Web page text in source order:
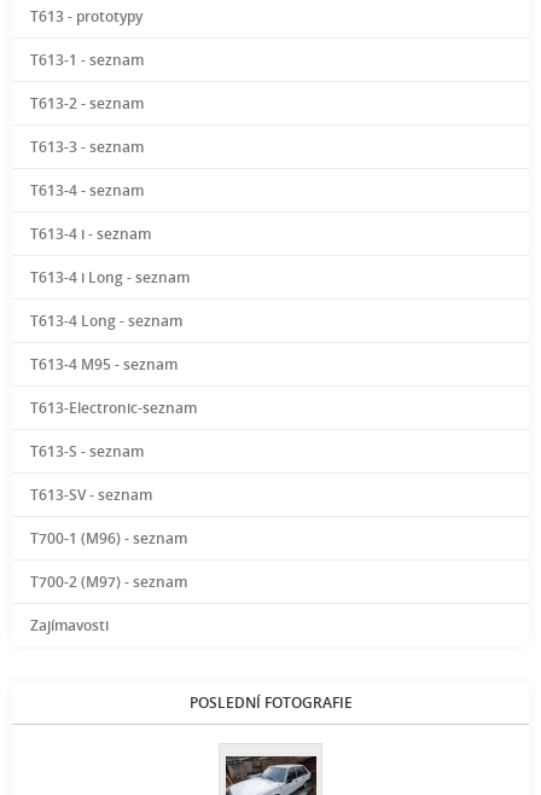
T613 - prototypy
T613-1 - seznam
T613-2 - seznam
T613-3 - seznam
T613-4 - seznam
T613-4 i - seznam
T613-4 i Long - seznam
T613-4 Long - seznam
T613-4 M95 - seznam
T613-Electronic-seznam
T613-S - seznam
T613-SV - seznam
T700-1 (M96) - seznam
T700-2 (M97) - seznam
Zajímavosti
POSLEDNÍ FOTOGRAFIE